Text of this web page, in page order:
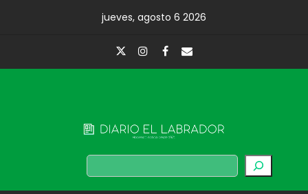
jueves, agosto 6 2026
Buscar